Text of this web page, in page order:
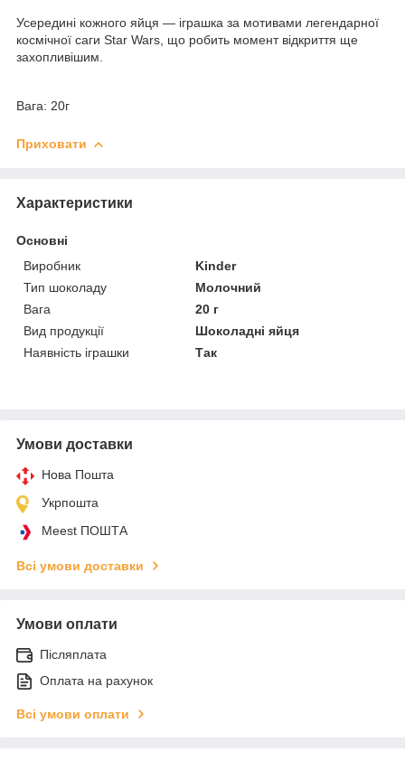
Усередині кожного яйця — іграшка за мотивами легендарної
космічної саги Star Wars, що робить момент відкриття ще
захопливішим.
Вага: 20г
Приховати
Характеристики
Основні
Виробник
Kinder
Тип шоколаду
Молочний
Вага
20 г
Вид продукції
Шоколадні яйця
Наявність іграшки
Так
Умови доставки
Нова Пошта
Укрпошта
Meest ПОШТА
Всі умови доставки
Умови оплати
Післяплата
Оплата на рахунок
Всі умови оплати